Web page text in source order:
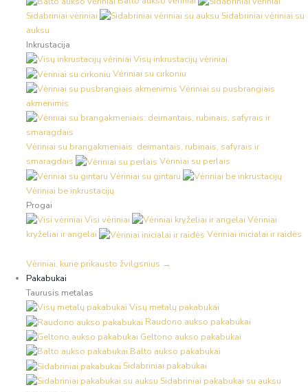
Sidabriniai vėriniai
Sidabriniai vėriniai su
auksu
Inkrustacija
Visų inkrustacijų vėriniai
Vėriniai su cirkoniu
Vėriniai su pusbrangiais
akmenimis
Vėriniai su brangakmeniais: deimantais, rubinais, safyrais ir
smaragdais
Vėriniai su perlais
Vėriniai su gintaru
Vėriniai be inkrustacijų
Progai
Visi vėriniai
Vėriniai
kryželiai ir angelai
Vėriniai inicialai ir raidės
Vėriniai, kurie prikausto žvilgsnius →
Pakabukai
Taurusis metalas
Visų metalų pakabukai
Raudono aukso pakabukai
Geltono aukso pakabukai
Balto aukso pakabukai
Sidabriniai pakabukai
Sidabriniai pakabukai su auksu